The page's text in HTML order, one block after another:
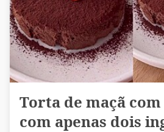
Torta de maçã
com apenas dois